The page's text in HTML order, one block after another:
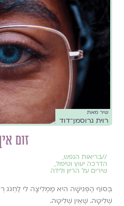
שיר מאת
רוית גרוסמן־דוד
זום אין
//בריאות הנפש,
הדרכה יעוץ וטיפול,
שירים על הריון ולידה
בְּסוֹף הַפְּגִישָָׁה הִיא מַמְלִיצָה לִי לַחְגֹּג
שְׁלִיטָה. שֶׁאֵין שְׁלִיטָה.